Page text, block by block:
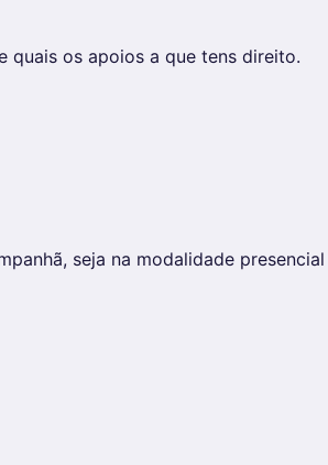
quais os apoios a que tens direito.
seja na modalidade